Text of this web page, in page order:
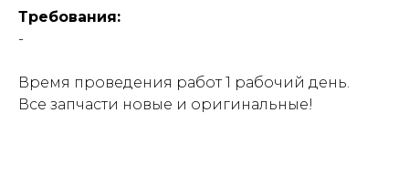
Требования:
-
Время проведения работ 1 рабочий день.
Все запчасти новые и оригинальные!